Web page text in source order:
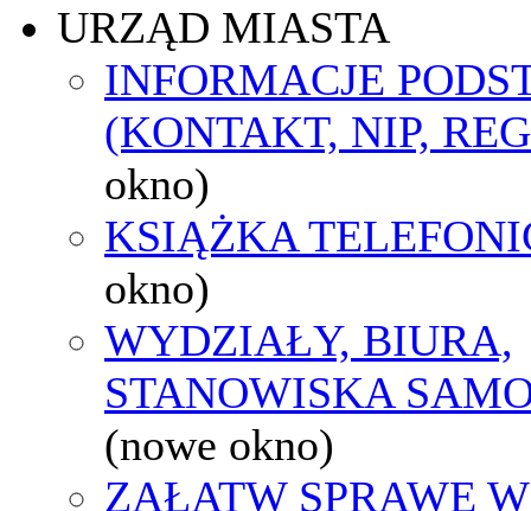
URZĄD MIASTA
INFORMACJE
(KONTAKT, NIP,
okno)
KSIĄŻKA
okno)
WYDZIAŁY, BIURA,
STANOWISKA
(nowe okno)
ZAŁATW SPRAWĘ